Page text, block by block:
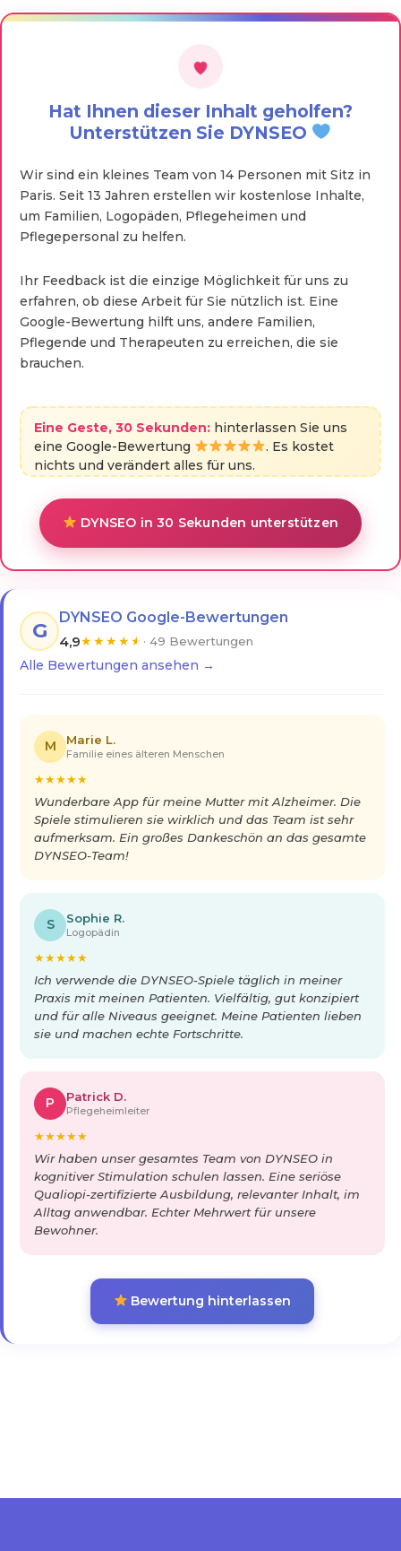
Hat Ihnen dieser Inhalt geholfen?
Unterstützen Sie DYNSEO
Wir sind ein kleines Team von 14 Personen mit Sitz in
Paris. Seit 13 Jahren erstellen wir kostenlose Inhalte,
um Familien, Logopäden, Pflegeheimen und
Pflegepersonal zu helfen.
Ihr Feedback ist die einzige Möglichkeit für uns zu
erfahren, ob diese Arbeit für Sie nützlich ist. Eine
Google-Bewertung hilft uns, andere Familien,
Pflegende und Therapeuten zu erreichen, die sie
brauchen.
Eine Geste, 30 Sekunden: hinterlassen Sie uns
eine Google-Bewertung
. Es kostet
nichts und verändert alles für uns.
DYNSEO in 30 Sekunden unterstützen
G
DYNSEO Google-Bewertungen
4,9★★★★★ · 49 Bewertungen
Alle Bewertungen ansehen →
M Marie L.
Familie eines älteren Menschen
★★★★★
Wunderbare App für meine Mutter mit Alzheimer. Die
Spiele stimulieren sie wirklich und das Team ist sehr
aufmerksam. Ein großes Dankeschön an das gesamte
DYNSEO-Team!
S Sophie R.
Logopädin
★★★★★
Ich verwende die DYNSEO-Spiele täglich in meiner
Praxis mit meinen Patienten. Vielfältig, gut konzipiert
und für alle Niveaus geeignet. Meine Patienten lieben
sie und machen echte Fortschritte.
P Patrick D.
Pflegeheimleiter
★★★★★
Wir haben unser gesamtes Team von DYNSEO in
kognitiver Stimulation schulen lassen. Eine seriöse
Qualiopi-zertifizierte Ausbildung, relevanter Inhalt, im
Alltag anwendbar. Echter Mehrwert für unsere
Bewohner.
Bewertung hinterlassen